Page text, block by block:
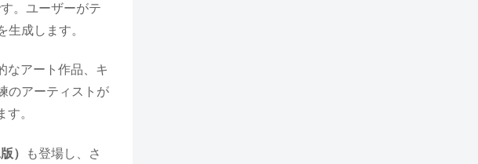
。ユーザーがテ
成します。
なアート作品、キ
のアーティストが
。
）
も登場し、さ